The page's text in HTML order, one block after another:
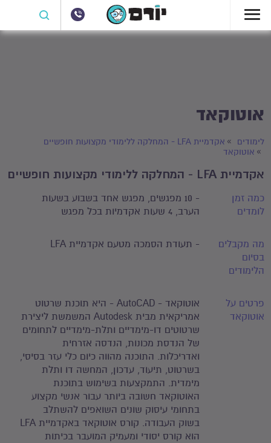
אוטוקאד
לימודים
אקדמיית LFA - המחלקה ללימודי מקצועות חופשיים
אוטוקאד
אקדמיית LFA - המחלקה ללימודי מקצועות חופשיים
כמה זמן
לומדים
- 10 מפגשים, מפגש אחד בשבוע בשעות
הערב, 4 שעות אקדמיות בכל מפגש
מה מקבלים
בסיום
הלימודים
- תעודת הסמכה מטעם אקדמיית LFA
פרטים על
אוטוקאד
אוטוקאד - AutoCAD - היא תוכנת שרטוט
אמריקאית מבית Autodesk המשמשת ליצירת
שרטוטים דו-מימדיים ותלת-מימדיים לתחומים
של הנדסת מכונות, הנדסה אזרחית
ואדריכלות. התוכנה מהווה כיום כלי עזר בסיסי,
בשרטוט, תיעוד, עדכון, המחשה דו ותלת
מימדית. התמקצעות בשימוש בתוכנת
האוטוקאד חשובה ביותר עבור אנשי מקצוע
בתחומי עיסוק שונים השואפים להשתלב
בשוק העבודה. קורס אוטוקאד באקדמיית LFA
הוא קורס יסודי ומעמיק המועבר בכיתות